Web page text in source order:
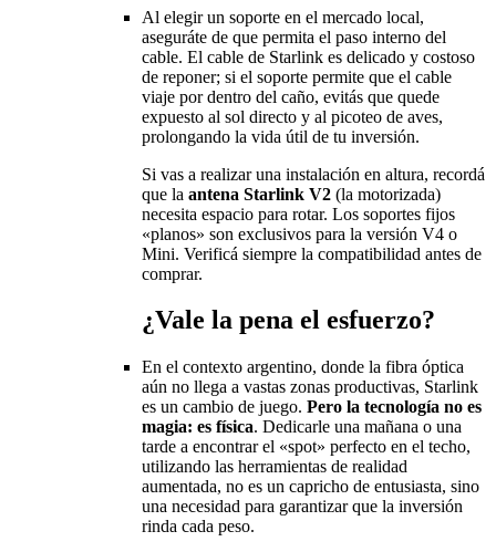
Al elegir un soporte en el mercado local,
aseguráte de que permita el paso interno del
cable. El cable de Starlink es delicado y costoso
de reponer; si el soporte permite que el cable
viaje por dentro del caño, evitás que quede
expuesto al sol directo y al picoteo de aves,
prolongando la vida útil de tu inversión.
Si vas a realizar una instalación en altura, recordá
que la antena Starlink V2 (la motorizada)
necesita espacio para rotar. Los soportes fijos
«planos» son exclusivos para la versión V4 o
Mini. Verificá siempre la compatibilidad antes de
comprar.
¿Vale la pena el esfuerzo?
En el contexto argentino, donde la fibra óptica
aún no llega a vastas zonas productivas, Starlink
es un cambio de juego. Pero la tecnología no es
magia: es física. Dedicarle una mañana o una
tarde a encontrar el «spot» perfecto en el techo,
utilizando las herramientas de realidad
aumentada, no es un capricho de entusiasta, sino
una necesidad para garantizar que la inversión
rinda cada peso.